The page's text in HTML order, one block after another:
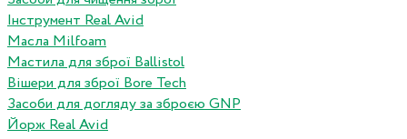
Інструмент Real Avid
Масла Milfoam
Мастила для зброї Ballistol
Вішери для зброї Bore Tech
Засоби для догляду за зброєю GNP
Йорж Real Avid